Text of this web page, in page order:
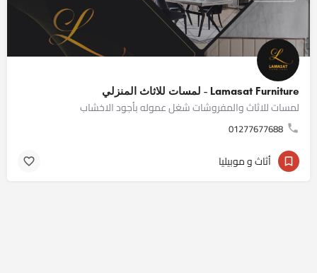
Lamasat Furniture - لمسات للاثاث المنزلي
لمسات للاثاث والمفروشات شغل عموله بأجود الاخشاب
01277677688
أثاث و موبيليا